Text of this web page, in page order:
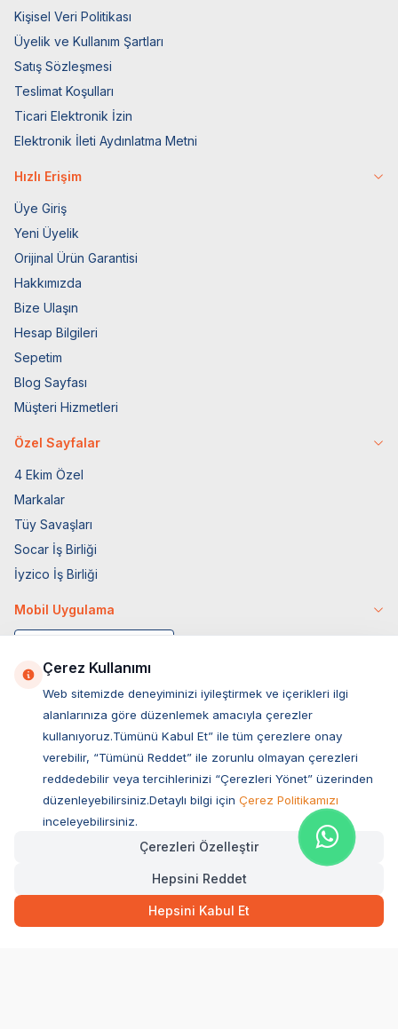
1.055,70 Hızlı Teslimat Kargo Bedava
SEPETE EKLE
Kişisel Veri Politikası
Üyelik ve Kullanım Şartları
Satış Sözleşmesi
Teslimat Koşulları
Ticari Elektronik İzin
Elektronik İleti Aydınlatma Metni
Hızlı Erişim
Üye Giriş
Yeni Üyelik
Orijinal Ürün Garantisi
Hakkımızda
Bize Ulaşın
Hesap Bilgileri
Sepetim
Blog Sayfası
Müşteri Hizmetleri
Özel Sayfalar
4 Ekim Özel
Markalar
Tüy Savaşları
Socar İş Birliği
İyzico İş Birliği
Mobil Uygulama
Müşteri Hizmetleri
Sıkça Sorulan Sorular
Ovacık Mah. Hacıoğlu Sok. No:13 Başiskele / KOCAELİ
Müşteri Destek Hattı
Çerez Kullanımı
Web sitemizde deneyiminizi iyileştirmek ve içerikleri ilgi
alanlarınıza göre düzenlemek amacıyla çerezler
kullanıyoruz.Tümünü Kabul Et” ile tüm çerezlere onay
verebilir, “Tümünü Reddet” ile zorunlu olmayan çerezleri
reddedebilir veya tercihlerinizi “Çerezleri Yönet” üzerinden
düzenleyebilirsiniz.Detaylı bilgi için Çerez Politikamızı
inceleyebilirsiniz.
Çerezleri Özelleştir
Hepsini Reddet
Hepsini Kabul Et